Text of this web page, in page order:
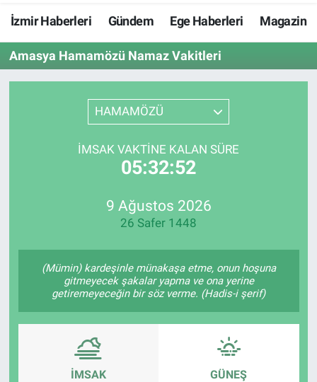
İzmir Haberleri Gündem Ege Haberleri Magazin
Amasya Hamamözü Namaz Vakitleri
HAMAMÖZÜ
İMSAK VAKTINE KALAN SÜRE
05:32:51
9 Ağustos 2026
26 Safer 1448
(Mümin) kardeşinle münakaşa etme, onun hoşuna
gitmeyecek şakalar yapma ve ona yerine
getiremeyeceğin bir söz verme. (Hadis-i şerif)
İMSAK GÜNEŞ
Resmi İlanlar
Resmi Reklam